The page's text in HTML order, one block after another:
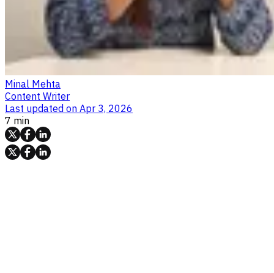
Minal Mehta
Content Writer
Last updated on Apr 3, 2026
7 min